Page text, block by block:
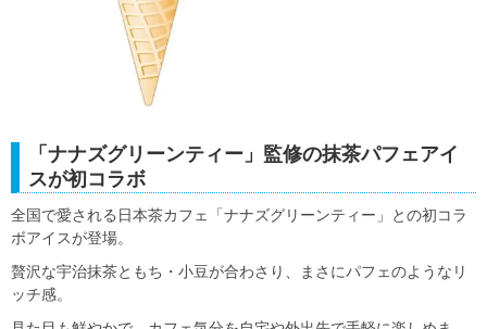
「ナナズグリーンティー」監修の抹茶パフェアイ
スが初コラボ
全国で愛される日本茶カフェ「ナナズグリーンティー」との初コラ
ボアイスが登場。
贅沢な宇治抹茶ともち・小豆が合わさり、まさにパフェのようなリ
ッチ感。